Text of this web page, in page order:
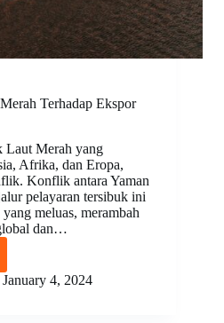
Terhadap Ekspor
Laut Merah yang
Afrika, dan Eropa,
Konflik antara Yaman
pelayaran tersibuk ini
meluas, merambah
dan…
January 4, 2024